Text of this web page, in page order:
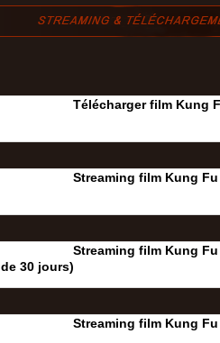
Télécharger film Kung
Streaming film Kung
Streaming film Kung
de 30 jours‎)
Streaming film Kung